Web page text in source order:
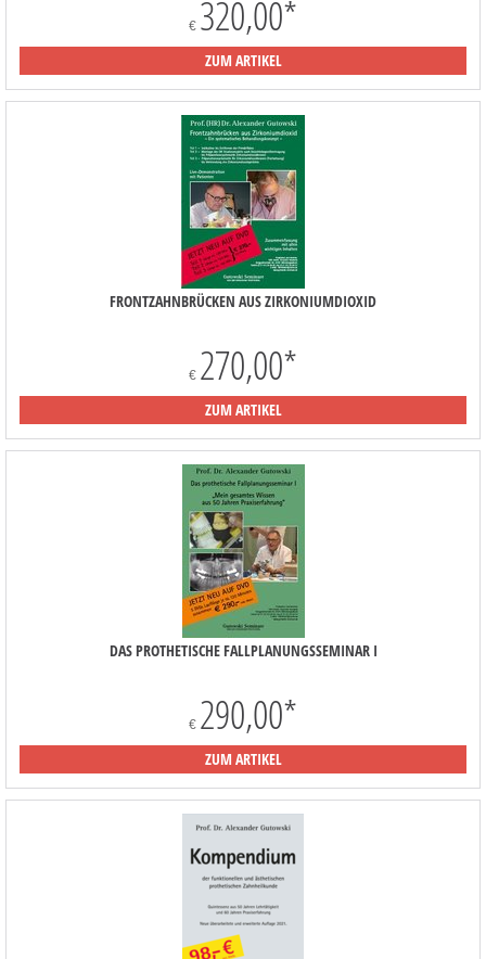
€ 320,00*
ZUM ARTIKEL
FRONTZAHNBRÜCKEN AUS ZIRKONIUMDIOXID
€ 270,00*
ZUM ARTIKEL
DAS PROTHETISCHE FALLPLANUNGSSEMINAR I
€ 290,00*
ZUM ARTIKEL